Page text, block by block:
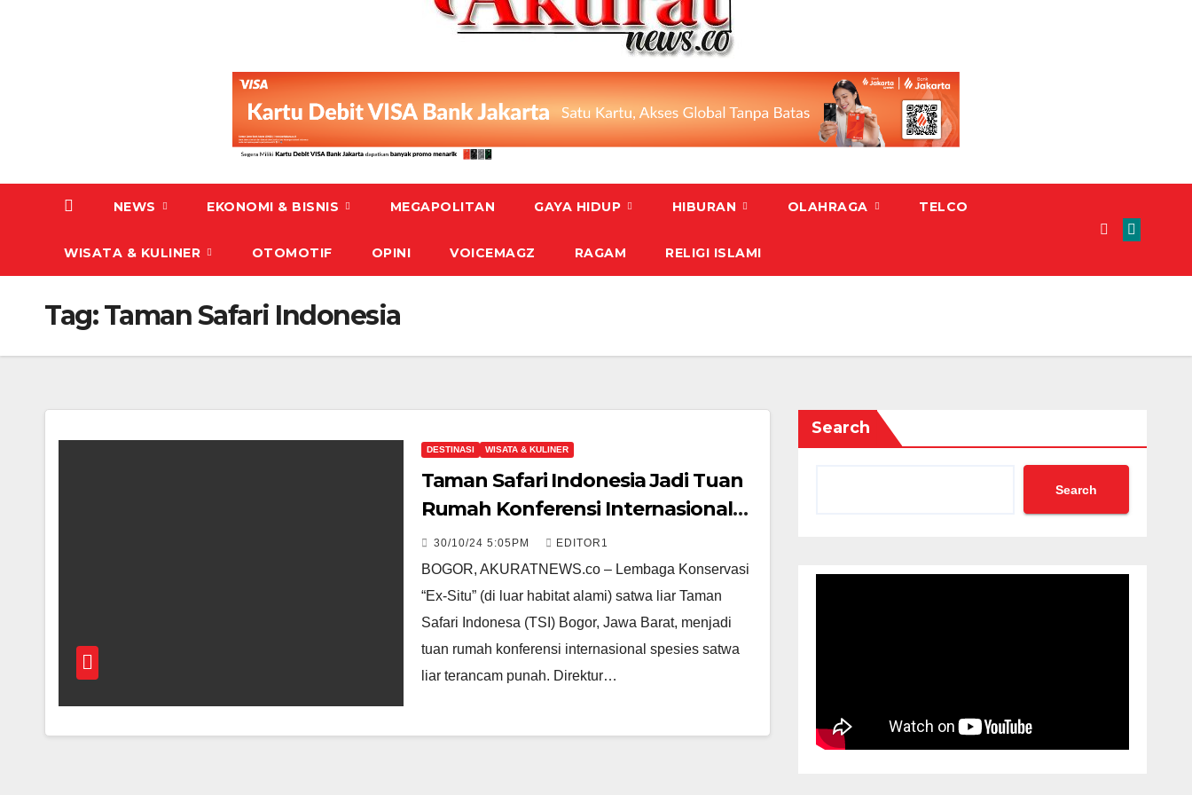
NEWS EKONOMI & BISNIS MEGAPOLITAN GAYA HIDUP HIBURAN OLAHRAGA TELCO
WISATA & KULINER OTOMOTIF OPINI VOICEMAGZ RAGAM RELIGI ISLAMI
Tag:Taman Safari Indonesia
DESTINASI WISATA & KULINER
Taman Safari Indonesia Jadi Tuan
Rumah Konferensi Internasional
Spesies Satwa Liar Terancam
Punah
30/10/24 5:05PM EDITOR1
BOGOR, AKURATNEWS.co – Lembaga Konservasi
“Ex-Situ” (di luar habitat alami) satwa liar Taman
Safari Indonesa (TSI) Bogor, Jawa Barat, menjadi
tuan rumah konferensi internasional spesies satwa
liar terancam punah. Direktur…
Search
Search